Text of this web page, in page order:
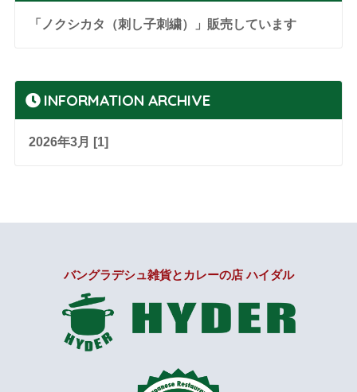
「ノクシカタ（刺し子刺繍）」販売しています
INFORMATION ARCHIVE
2026年3月 [1]
バングラデシュ雑貨とカレーの店 ハイダル